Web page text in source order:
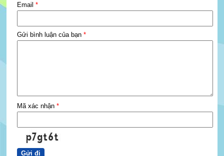
Email *
Gửi bình luận của bạn *
Mã xác nhận *